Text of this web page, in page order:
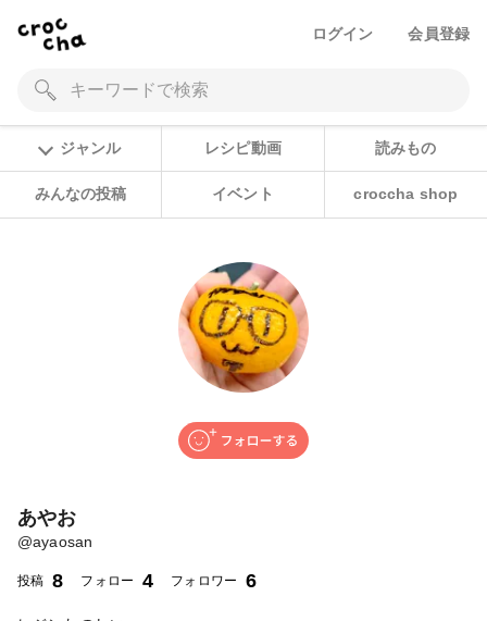
ログイン 会員登録
ジャンル レシピ動画 読みもの
みんなの投稿 イベント croccha shop
あやお
@ayaosan
投稿 8 フォロー 4 フォロワー 6